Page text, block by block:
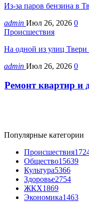
Из-за паров бензина в
admin Июл 26, 2026 0
Происшествия
На одной из улиц Твери
admin Июл 26, 2026 0
Ремонт квартир и
Популярные категории
Происшествия
Общество15639
Культура5366
Здоровье2754
ЖКХ1869
Экономика1463